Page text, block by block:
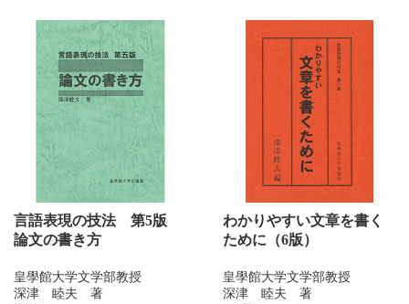
言語表現の技法 第5版
論文の書き方
皇學館大学文学部教授
深津 睦夫 著
わかりやすい文章を書く
ために（6版）
皇學館大学文学部教授
深津 睦夫 著